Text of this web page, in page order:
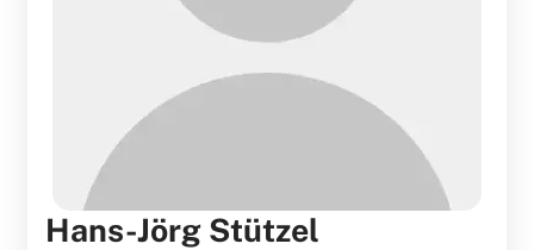
Hans-Jörg Stützel